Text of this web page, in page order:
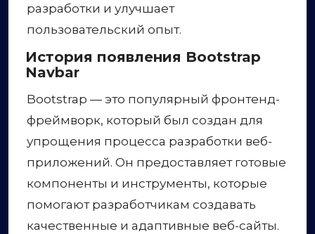
разработки и улучшает
пользовательский опыт.
История появления Bootstrap
Navbar
Bootstrap — это популярный фронтенд-
фреймворк, который был создан для
упрощения процесса разработки веб-
приложений. Он предоставляет готовые
компоненты и инструменты, которые
помогают разработчикам создавать
качественные и адаптивные веб-сайты.